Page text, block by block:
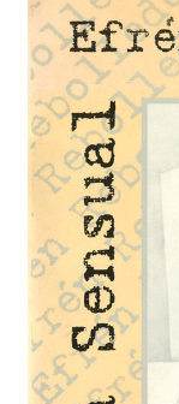
Aviso de
Michelena
Carrito
Contacto
Curso en línea
Finalizar compra